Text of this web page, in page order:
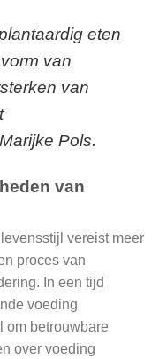
eten
van
van
Pols.
van
vereist meer
proces van
In een tijd
voeding
om betrouwbare
over voeding